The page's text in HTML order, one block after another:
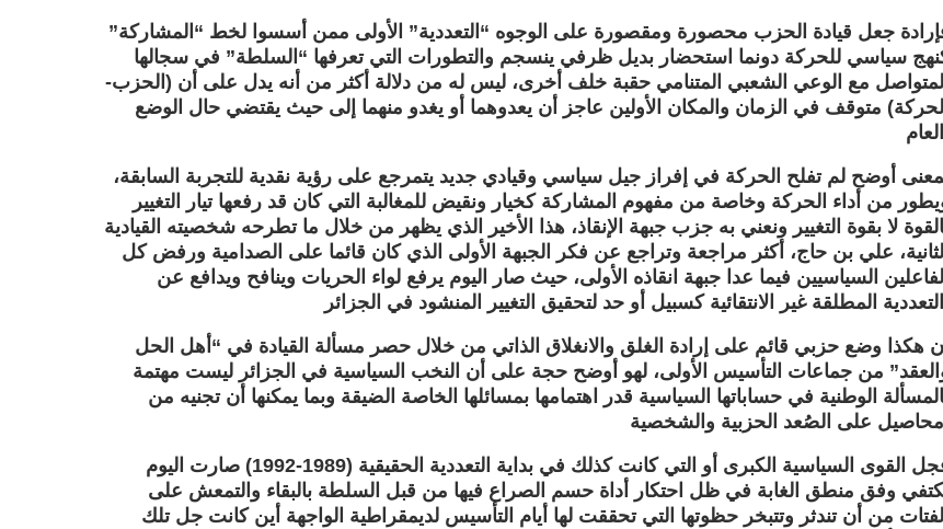
جعل قيادة الحزب محصورة ومقصورة على الوجوه “التعددية” الأولى ممن أسسوا لخط “المشاركة”
سياسي للحركة دونما استحضار بديل ظرفي ينسجم والتطورات التي تعرفها “السلطة” في سجالها
المتواصل مع الوعي الشعبي المتنامي حقبة خلف أخرى، ليس له من دلالة أكثر من أنه يدل على أن (الحزب-
الحركة) متوقف في الزمان والمكان الأولين عاجز أن يعدوهما أو يغدو منهما إلى حيث يقتضي حال الوضع
أوضح لم تفلح الحركة في إفراز جيل سياسي وقيادي جديد يتمرجع على رؤية نقدية للتجربة السابقة،
من أداء الحركة وخاصة من مفهوم المشاركة كخيار ونقيض للمغالبة التي كان قد رفعها تيار التغيير
لا بقوة التغيير ونعني به جزب جبهة الإنقاذ، هذا الأخير الذي يظهر من خلال ما تطرحه شخصيته القيادية
الثانية، علي بن حاج، أكثر مراجعة وتراجع عن فكر الجبهة الأولى الذي كان قائما على الصدامية ورفض كل
الفاعلين السياسيين فيما عدا جبهة انقاذه الأولى، حيث صار اليوم يرفع لواء الحريات وينافح ويدافع عن
إن هكذا وضع حزبي قائم على إرادة الغلق والانغلاق الذاتي من خلال حصر مسألة القيادة في “أهل الحل
من جماعات التأسيس الأولى، لهو أوضح حجة على أن النخب السياسية في الجزائر ليست مهتمة
الوطنية في حساباتها السياسية قدر اهتمامها بمسائلها الخاصة الضيقة وبما يمكنها أن تجنيه من
فجل القوى السياسية الكبرى أو التي كانت كذلك في بداية التعددية الحقيقية (1989-1992) صارت اليوم
وفق منطق الغابة في ظل احتكار أداة حسم الصراع فيها من قبل السلطة بالبقاء والتمعش على
الفتات من أن تندثر وتتبخر حظوتها التي تحققت لها أيام التأسيس لديمقراطية الواجهة أين كانت جل تلك